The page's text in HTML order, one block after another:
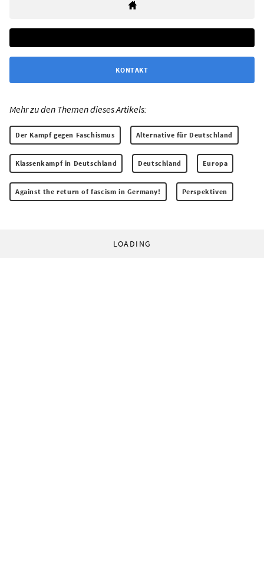
KONTAKT
Mehr zu den Themen dieses Artikels:
Der Kampf gegen Faschismus Alternative für Deutschland
Klassenkampf in Deutschland Deutschland Europa
Against the return of fascism in Germany! Perspektiven
LOADING